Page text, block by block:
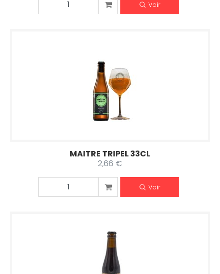
Voir
MAITRE TRIPEL 33CL
2,66 €
Voir